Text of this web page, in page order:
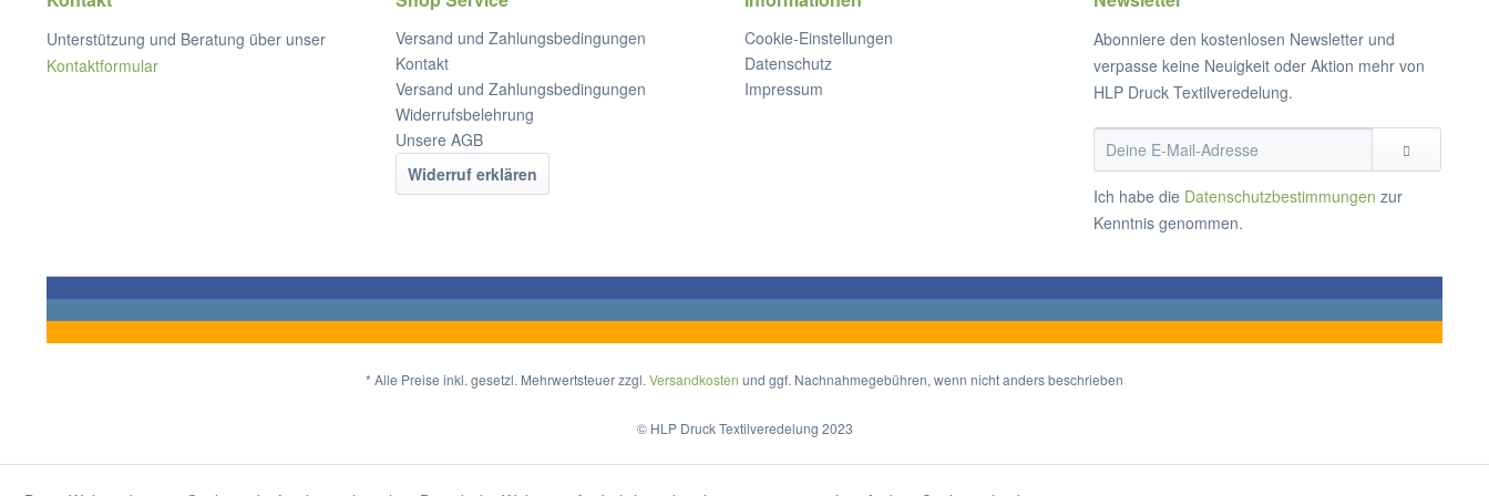
Unterstützung und Beratung über unser
Kontaktformular
Versand und Zahlungsbedingungen
Kontakt
Versand und Zahlungsbedingungen
Widerrufsbelehrung
Unsere AGB
Widerruf erklären
Cookie-Einstellungen
Datenschutz
Impressum
Abonniere den kostenlosen Newsletter und
verpasse keine Neuigkeit oder Aktion mehr von
HLP Druck Textilveredelung.
Ich habe die Datenschutzbestimmungen zur
Kenntnis genommen.
* Alle Preise inkl. gesetzl. Mehrwertsteuer zzgl. Versandkosten und ggf. Nachnahmegebühren, wenn nicht anders beschrieben
© HLP Druck Textilveredelung 2023